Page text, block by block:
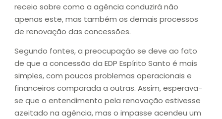
receio sobre como a agência conduzirá não
apenas este, mas também os demais processos
de renovação das concessões.
Segundo fontes, a preocupação se deve ao fato
de que a concessão da EDP Espírito Santo é mais
simples, com poucos problemas operacionais e
financeiros comparada a outras. Assim, esperava-
se que o entendimento pela renovação estivesse
azeitado na agência, mas o impasse acendeu um